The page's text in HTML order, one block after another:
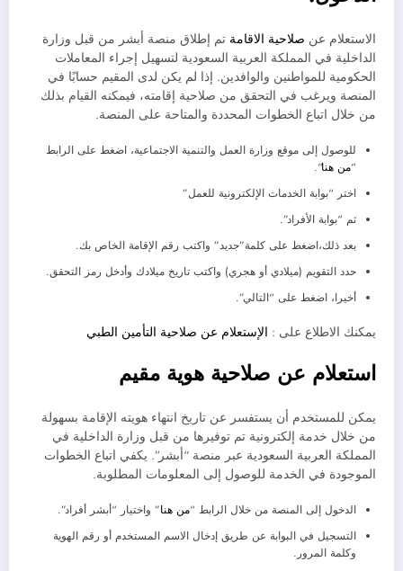
الاستعلام عن صلاحية الاقامة تم إطلاق منصة أبشر من قبل وزارة
الداخلية في المملكة العربية السعودية لتسهيل إجراء المعاملات
الحكومية للمواطنين والوافدين. إذا لم يكن لدى المقيم حسابًا في
المنصة ويرغب في التحقق من صلاحية إقامته، فيمكنه القيام بذلك
من خلال اتباع الخطوات المحددة والمتاحة على المنصة.
للوصول إلى موقع وزارة العمل والتنمية الاجتماعية، اضغط على الرابط
“من هنا“.
اختر “بوابة الخدمات الإلكترونية للعمل”
ثم “بوابة الأفراد”.
بعد ذلك،اضغط على كلمة”جديد” واكتب رقم الإقامة الخاص بك.
حدد التقويم (ميلادي أو هجري) واكتب تاريخ ميلادك وأدخل رمز التحقق.
أخيرا، اضغط على “التالي”.
يمكنك الاطلاع على : الإستعلام عن صلاحية التأمين الطبي
استعلام عن صلاحية هوية مقيم
يمكن للمستخدم أن يستفسر عن تاريخ انتهاء هويته الإقامة بسهولة
من خلال خدمة إلكترونية تم توفيرها من قبل وزارة الداخلية في
المملكة العربية السعودية عبر منصة “أبشر”. يكفي اتباع الخطوات
الموجودة في الخدمة للوصول إلى المعلومات المطلوبة.
الدخول إلى المنصة من خلال الرابط “من هنا” واختيار “أبشر أفراد”.
التسجيل في البوابة عن طريق إدخال الاسم المستخدم أو رقم الهوية
وكلمة المرور.